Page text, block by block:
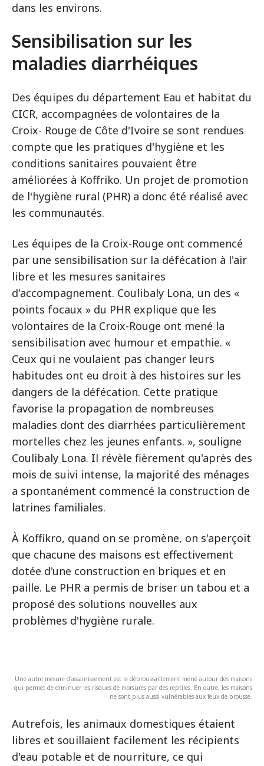
dans les environs.
Sensibilisation sur les
maladies diarrhéiques
Des équipes du département Eau et habitat du
CICR, accompagnées de volontaires de la
Croix- Rouge de Côte d'Ivoire se sont rendues
compte que les pratiques d'hygiène et les
conditions sanitaires pouvaient être
améliorées à Koffriko. Un projet de promotion
de l'hygiène rural (PHR) a donc été réalisé avec
les communautés.
Les équipes de la Croix-Rouge ont commencé
par une sensibilisation sur la défécation à l'air
libre et les mesures sanitaires
d'accompagnement. Coulibaly Lona, un des «
points focaux » du PHR explique que les
volontaires de la Croix-Rouge ont mené la
sensibilisation avec humour et empathie. «
Ceux qui ne voulaient pas changer leurs
habitudes ont eu droit à des histoires sur les
dangers de la défécation. Cette pratique
favorise la propagation de nombreuses
maladies dont des diarrhées particulièrement
mortelles chez les jeunes enfants. », souligne
Coulibaly Lona. Il révèle fièrement qu'après des
mois de suivi intense, la majorité des ménages
a spontanément commencé la construction de
latrines familiales.
À Koffikro, quand on se promène, on s'aperçoit
que chacune des maisons est effectivement
dotée d'une construction en briques et en
paille. Le PHR a permis de briser un tabou et a
proposé des solutions nouvelles aux
problèmes d'hygiène rurale.
Une autre mesure d'assainissement est le débroussaillement mené autour des maisons
qui permet de diminuer les risques de morsures par des reptiles. En outre, les maisons
ne sont plus aussi vulnérables aux feux de brousse.
Autrefois, les animaux domestiques étaient
libres et souillaient facilement les récipients
d'eau potable et de nourriture, ce qui